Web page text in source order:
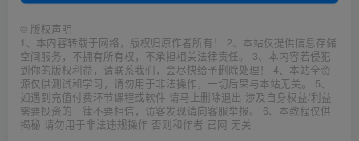
© 版权声明
1、本内容转载于网络，版权归原作者所有！ 2、本站仅提供信息存储
空间服务，不拥有所有权，不承担相关法律责任。 3、本内容若侵犯
到你的版权利益，请联系我们，会尽快给予删除处理！ 4、本站全资
源仅供测试和学习，请勿用于非法操作，一切后果与本站无关。 5、
如遇到充值付费环节课程或软件 请马上删除退出 涉及自身权益/利益
需要投资的一律不要相信，访客发现请向客服举报。 6、本教程仅供
揭秘 请勿用于非法违规操作 否则和作者 官网 无关